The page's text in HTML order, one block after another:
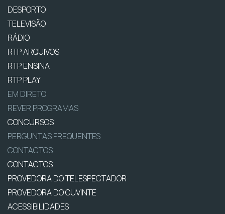
DESPORTO
TELEVISÃO
RÁDIO
RTP ARQUIVOS
RTP ENSINA
RTP PLAY
EM DIRETO
REVER PROGRAMAS
CONCURSOS
PERGUNTAS FREQUENTES
CONTACTOS
CONTACTOS
PROVEDORA DO TELESPECTADOR
PROVEDORA DO OUVINTE
ACESSIBILIDADES